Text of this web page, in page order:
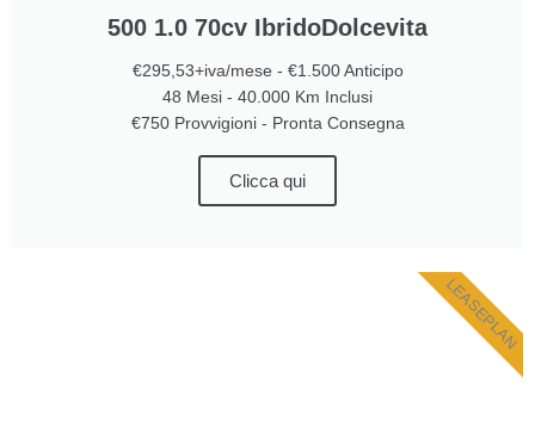
500 1.0 70cv IbridoDolcevita
€295,53+iva/mese - €1.500 Anticipo
48 Mesi - 40.000 Km Inclusi
€750 Provvigioni - Pronta Consegna
Clicca qui
LEASEPLAN